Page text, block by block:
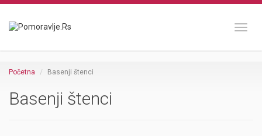
Početna Basenji štenci
Basenji štenci